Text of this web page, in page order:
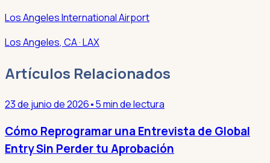
Los Angeles International Airport
Los Angeles, CA· LAX
Artículos Relacionados
23 de junio de 2026•5 min de lectura
Cómo Reprogramar una Entrevista de Global
Entry Sin Perder tu Aprobación